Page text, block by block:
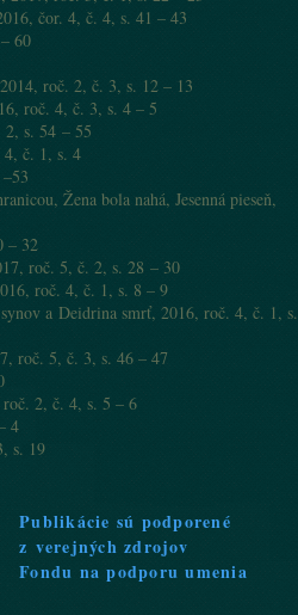
čor. 4, č. 4, s. 41 – 43
60
roč. 2, č. 3, s. 12 – 13
roč. 4, č. 3, s. 4 – 5
s. 54 – 55
č. 1, s. 4
Žena bola nahá, Jesenná pieseň,
– 32
roč. 5, č. 2, s. 28 – 30
roč. 4, č. 1, s. 8 – 9
a Deidrina smrť, 2016, roč. 4, č. 1, s.
roč. 5, č. 3, s. 46 – 47
2, č. 4, s. 5 – 6
4
s. 19
Publikácie sú podporené
z verejných zdrojov
Fondu na podporu umenia